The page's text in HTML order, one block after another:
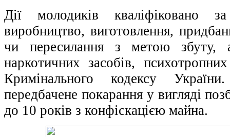
Дії молодиків кваліфіковано
виробництво, виготовлення,
чи пересилання з метою збуту,
наркотичних засобів,
Кримінального кодексу
передбачене покарання у вигляді
до 10 років з конфіскацією майна.